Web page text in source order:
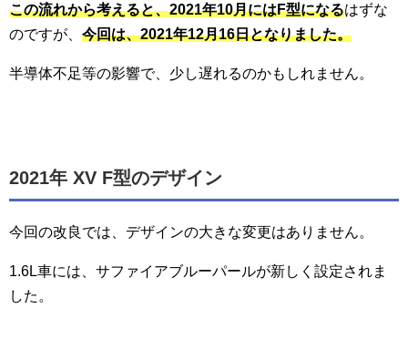
この流れから考えると、2021年10月にはF型になるはずな
のですが、 今回は、2021年12月16日となりました。
半導体不足等の影響で、少し遅れるのかもしれません。
2021年 XV F型のデザイン
今回の改良では、デザインの大きな変更はありません。
1.6L車には、サファイアブルーパールが新しく設定されま
した。